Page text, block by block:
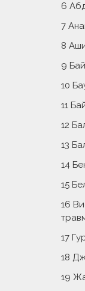
6
7
8
9
10
11
12
13
14
15
16
17
18
19